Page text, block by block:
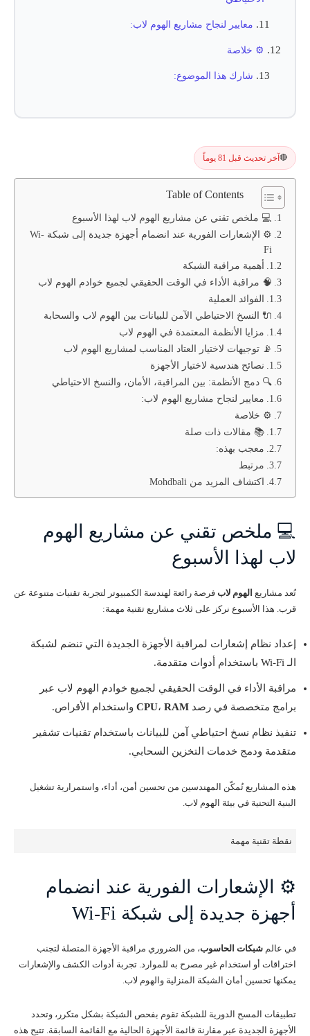
معايير لنجاح مشاريع الهوم لاب:
⚙️ خلاصة
شارك هذا الموضوع:
🔴آخر تحديث قبل 81 يوماً
Table of Contents
💻 ملخص تقني عن مشاريع الهوم لاب لهذا الأسبوع
⚙️ الإشعارات الفورية عند انضمام أجهزة جديدة إلى شبكة Wi-
Fi
أهمية مراقبة الشبكة
🧠 مراقبة الأداء في الوقت الحقيقي لجميع خوادم الهوم لاب
الفوائد العملية
🔌 النسخ الاحتياطي الآمن للبيانات بين الهوم لاب والسحابة
مزايا الأنظمة المعتمدة في الهوم لاب
📡 توجيهات لاختيار العتاد المناسب لمشاريع الهوم لاب
نصائح هندسية لاختيار الأجهزة
🔍 دمج الأنظمة: بين المراقبة، الأمان، والنسخ الاحتياطي
معايير لنجاح مشاريع الهوم لاب:
⚙️ خلاصة
📚 مقالات ذات صلة
معجب بهذه:
مرتبط
اكتشاف المزيد من Mohdbali
💻 ملخص تقني عن مشاريع الهوم
لاب لهذا الأسبوع
تُعد مشاريع الهوم لاب فرصة رائعة لهندسة الكمبيوتر لتجربة تقنيات متنوعة عن
قرب. هذا الأسبوع نركز على ثلاث مشاريع تقنية مهمة:
إعداد نظام إشعارات لمراقبة الأجهزة الجديدة التي تنضم لشبكة
الـ Wi-Fi باستخدام أدوات متقدمة.
مراقبة الأداء في الوقت الحقيقي لجميع خوادم الهوم لاب عبر
برامج متخصصة في رصد
CPU، RAM واستخدام الأقراص.
تنفيذ نظام نسخ احتياطي آمن للبيانات باستخدام تقنيات تشفير
متقدمة ودمج خدمات التخزين السحابي.
هذه المشاريع تُمكّن المهندسين من تحسين أمن، أداء، واستمرارية تشغيل
البنية التحتية في بيئة الهوم لاب.
نقطة تقنية مهمة
⚙️ الإشعارات الفورية عند انضمام
أجهزة جديدة إلى شبكة Wi-Fi
في عالم شبكات الحاسوب، من الضروري مراقبة الأجهزة المتصلة لتجنب
اختراقات أو استخدام غير مصرح به للموارد. تجربة أدوات الكشف والإشعارات
يمكنها تحسين أمان الشبكة المنزلية والهوم لاب.
تطبيقات المسح الدورية للشبكة تقوم بفحص الشبكة بشكل متكرر، وتحدد
الأجهزة الجديدة عبر مقارنة قائمة الأجهزة الحالية مع القائمة السابقة. تتيح هذه